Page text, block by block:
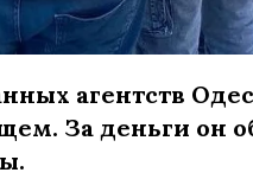
агентств
За деньги он